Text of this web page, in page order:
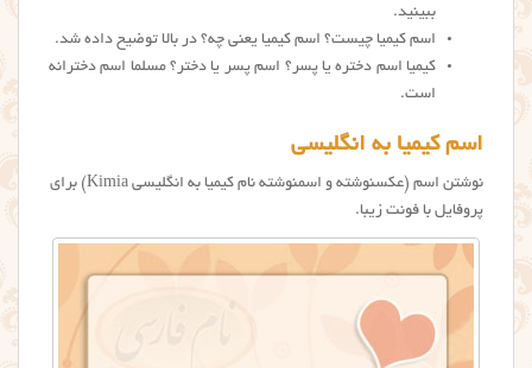
ببینید.
اسم کیمیا چیست؟ اسم کیمیا یعنی چه؟ در بالا توضیح داده شد.
کیمیا اسم دختره یا پسر؟ اسم پسر یا دختر؟ مسلما اسم دخترانه
است.
اسم کیمیا به انگلیسی
نوشتن اسم (عکسنوشته و اسمنوشته نام كيميا به انگلیسی Kimia) برای
پروفایل با فونت زیبا.